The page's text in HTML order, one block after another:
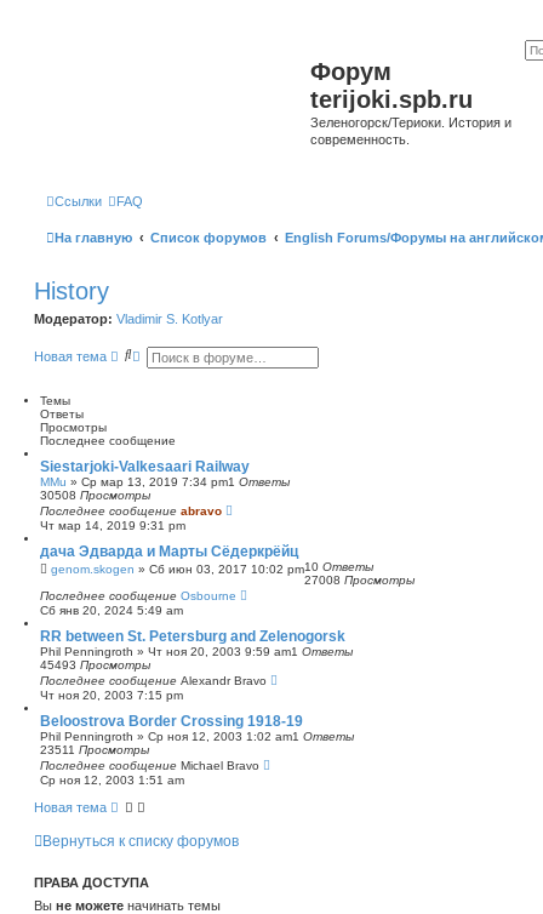
Форум
terijoki.spb.ru
Зеленогорск/Териоки. История и
современность.
Ссылки FAQ
На главную Список форумов English Forums/Форумы на
History
Модератор: Vladimir S. Kotlyar
Новая тема
П Р
е
н
ы
й
п
о
с
к
Темы
Ответы
Просмотры
Последнее сообщение
Siestarjoki-Valkesaari Railway
MMu » Ср мар 13, 2019 7:34 pm1 Ответы
30508 Просмотры
Последнее сообщение abravo
Чт мар 14, 2019 9:31 pm
дача Эдварда и Марты Сёдеркрёйц
genom.skogen » Сб июн 03, 2017 10:02 pm10 Ответы
27008 Просмотры
Последнее сообщение Osbourne
Сб янв 20, 2024 5:49 am
RR between St. Petersburg and Zelenogorsk
Phil Penningroth » Чт ноя 20, 2003 9:59 am1 Ответы
45493 Просмотры
Последнее сообщение Alexandr Bravo
Чт ноя 20, 2003 7:15 pm
Beloostrova Border Crossing 1918-19
Phil Penningroth » Ср ноя 12, 2003 1:02 am1 Ответы
23511 Просмотры
Последнее сообщение Michael Bravo
Ср ноя 12, 2003 1:51 am
Новая тема
Вернуться к списку форумов
ПРАВА ДОСТУПА
Вы не можете начинать темы